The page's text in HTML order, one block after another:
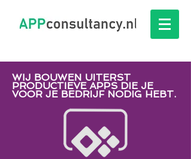
WIJ BOUWEN UITERST
PRODUCTIEVE APPS DIE JE
VOOR JE BEDRIJF NODIG HEBT.